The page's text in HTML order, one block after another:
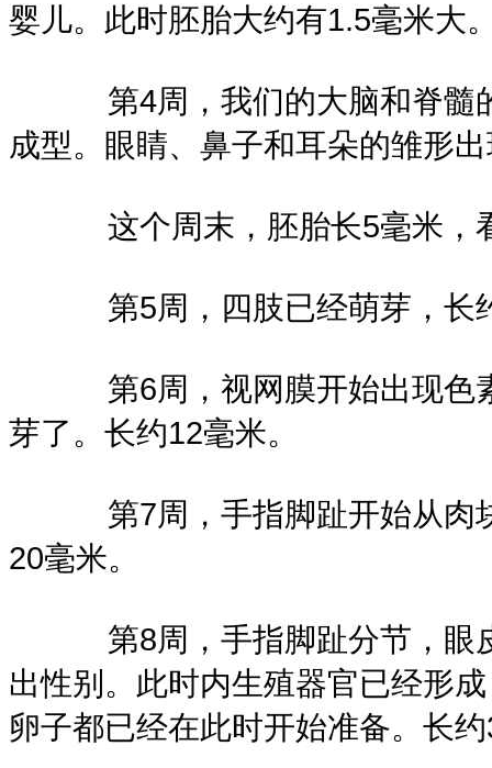
婴儿。此时胚胎大约有1.5毫米大
第4周，我们的大脑和脊髓的
成型。眼睛、鼻子和耳朵的雏形
这个周末，胚胎长5毫米，看
第5周，四肢已经萌芽，长约
第6周，视网膜开始出现色素
芽了。长约12毫米。
第7周，手指脚趾开始从肉块
20毫米。
第8周，手指脚趾分节，眼皮
出性别。此时内生殖器官已经形
卵子都已经在此时开始准备。长